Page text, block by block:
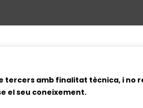
tercers amb finalitat tècnica, i no
el seu coneixement.